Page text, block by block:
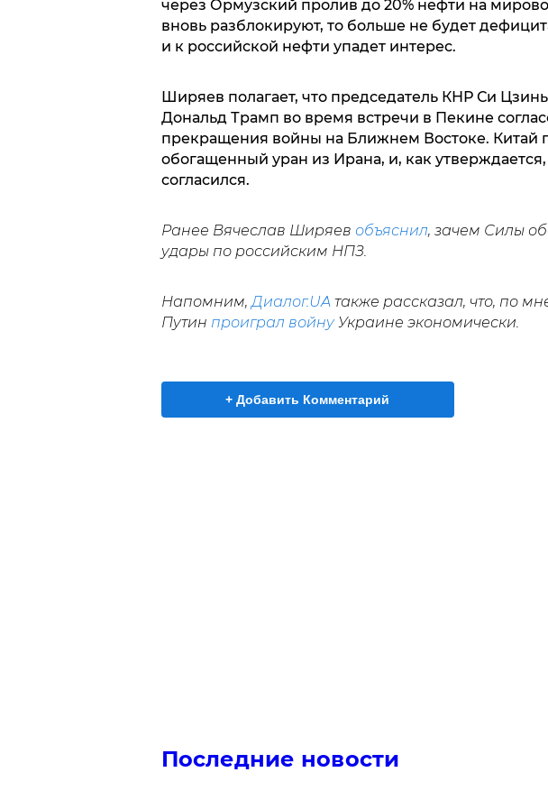
через Ормузский пролив до 20% нефти на
вновь разблокируют, то больше не будет
и к российской нефти упадет интерес.
Ширяев полагает, что председатель КНР Си
Дональд Трамп во время встречи в Пекине
прекращения войны на Ближнем Востоке. Китай
обогащенный уран из Ирана, и, как утверждается,
согласился.
Ранее Вячеслав Ширяев объяснил, зачем Силы
удары по российским НПЗ.
Напомним, Диалог.UA также рассказал, что, по
Путин проиграл войнуУкраине экономически.
+ Добавить Комментарий
Последние новости